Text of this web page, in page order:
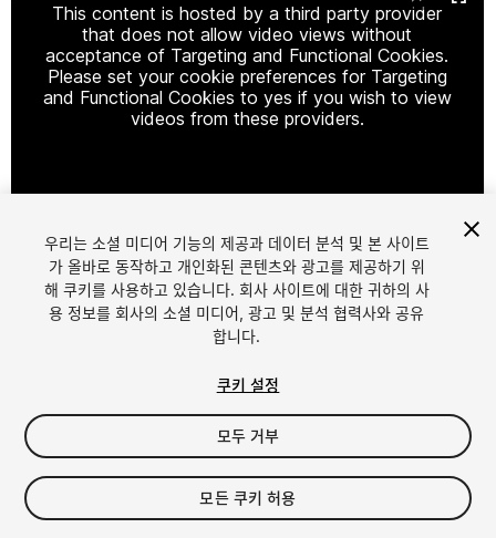
This content is hosted by a third party provider
that does not allow video views without
acceptance of Targeting and Functional Cookies.
Please set your cookie preferences for Targeting
and Functional Cookies to yes if you wish to view
videos from these providers.
1/6
$12.99
Seat
우리는 소셜 미디어 기능의 제공과 데이터 분석 및 본 사이트
가 올바로 동작하고 개인화된 콘텐츠와 광고를 제공하기 위
해 쿠키를 사용하고 있습니다. 회사 사이트에 대한 귀하의 사
용 정보를 회사의 소셜 미디어, 광고 및 분석 협력사와 공유
합니다.
쿠키 설정
모두 거부
모든 쿠키 허용